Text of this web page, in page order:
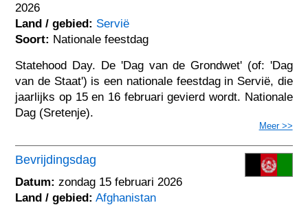
2026
Land / gebied: Servië
Soort: Nationale feestdag
Statehood Day. De 'Dag van de Grondwet' (of: 'Dag
van de Staat') is een nationale feestdag in Servië, die
jaarlijks op 15 en 16 februari gevierd wordt. Nationale
Dag (Sretenje).
Meer >>
Bevrijdingsdag
Datum: zondag 15 februari 2026
Land / gebied: Afghanistan